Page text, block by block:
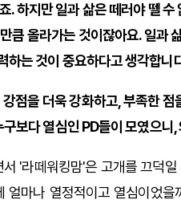
. 하지만 일과 삶은 떼러야 뗄
큼 올라가는 것이잖아요. 일과
하는 것이 중요하다고 생각합니
점을 더욱 강화하고, 부족한
보다 열심인 PD들이 모였으
'라떼워킹맘'은 고개를 끄덕
얼마나 열정적이고 열심이었